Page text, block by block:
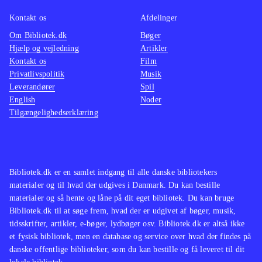
optages og uploades til My SingStar
Online .
I forhold til dansedelen i Singstar +
dance findes noget lignende i Just
dance (wii) og i "Dance central"
(xbox 360), men endnu er der ingen
andre, der indeholder både sang og
30 populære musikvideoer. Man skal
dog være opmærksom på, at spillet
kræver Singstar-mikrofoner,
Playstation Move-controllere og
Playstation Eye-kamera for at kunne
Bibliotek.dk er en samlet indgang til alle danske bibliotekers
materialer og til hvad der udgives i Danmark. Du kan bestille
materialer og så hente og låne på dit eget bibliotek. Du kan bruge
Bibliotek.dk til at søge frem, hvad der er udgivet af bøger, musik,
tidsskrifter, artikler, e-bøger, lydbøger osv. Bibliotek.dk er altså ikke
et fysisk bibliotek, men en database og service over hvad der findes på
danske offentlige biblioteker, som du kan bestille og få leveret til dit
Kontakt os
Om Bibliotek.dk
Hjælp og vejledning
Kontakt os
Privatlivspolitik
Leverandører
English
Tilgængelighedserklæring
Afdelinger
Bøger
Artikler
Film
Musik
Spil
Noder